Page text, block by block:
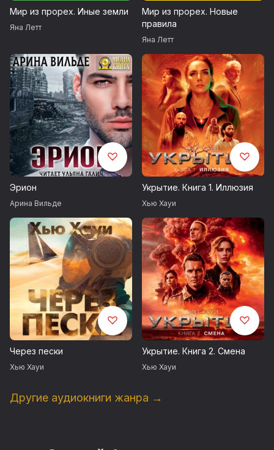
Мир из прорех. Иные земли
Яна Летт
Мир из прорех. Новые
правила
Яна Летт
Эрион
Арина Вильде
Укрытие. Книга 1. Иллюзия
Хью Хауи
Через пески
Хью Хауи
Укрытие. Книга 2. Смена
Хью Хауи
Другие аудиокниги жанра →